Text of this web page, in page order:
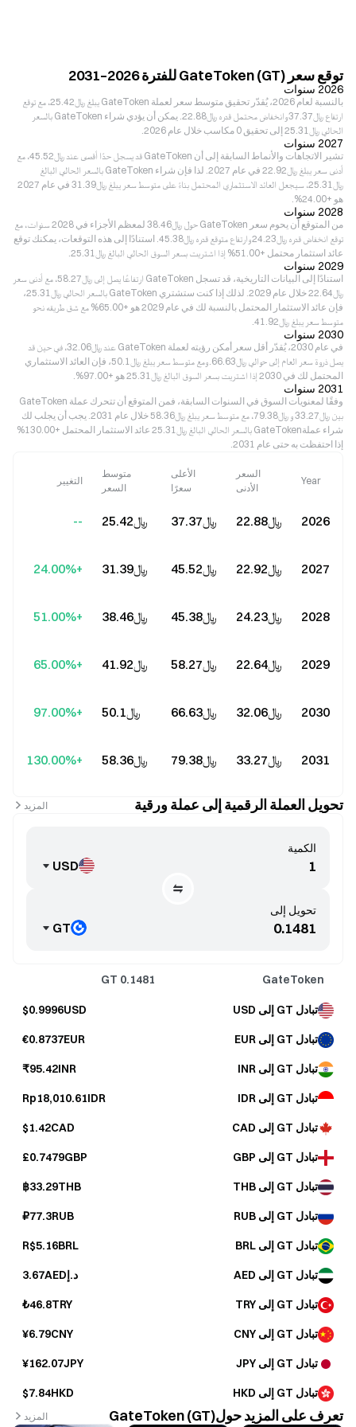
توقع سعر GateToken (GT) للفترة 2026–2031
2026 سنوات
بالنسبة لعام 2026، يُقدّر تحقيق متوسط سعر لعملة GateToken يبلغ ﷼‎25.42، مع توقع
ارتفاع ﷼‎37.37 وانخفاض محتمل قدره ﷼‎22.88. يمكن أن يؤدي شراء GateToken بالسعر
الحالي ﷼‎25.31 إلى تحقيق 0 مكاسب خلال عام 2026.
2027 سنوات
تشير الاتجاهات والأنماط السابقة إلى أن GateToken قد يسجل حدًا أقصى عند ﷼‎45.52، مع
أدنى سعر يبلغ ﷼‎22.92 في عام 2027. لذا فإن شراء GateToken بالسعر الحالي البالغ
﷼‎25.31، سيجعل العائد الاستثماري المحتمل بناءً على متوسط سعر يبلغ ﷼‎31.39 في عام 2027
هو +24.00%.
2028 سنوات
من المتوقع أن يحوم سعر GateToken حول ﷼‎38.46 لمعظم الأجزاء في 2028 سنوات، مع
توقع انخفاض قدره ﷼‎24.23 وارتفاع متوقع قدره ﷼‎45.38. استنادًا إلى هذه التوقعات، يمكنك توقع
عائد استثمار محتمل +51.00% إذا اشتريت بسعر السوق الحالي البالغ ﷼‎25.31.
2029 سنوات
استنادًا إلى البيانات التاريخية، قد تسجل GateToken ارتفاعًا يصل إلى ﷼‎58.27، مع أدنى سعر
﷼‎22.64 خلال عام 2029. لذلك إذا كنت ستشتري GateToken بالسعر الحالي ﷼‎25.31،
فإن عائد الاستثمار المحتمل بالنسبة لك في عام 2029 هو +65.00% مع شق طريقه نحو
متوسط سعر يبلغ ﷼‎41.92.
2030 سنوات
في عام 2030، يُقدّر أقل سعر أمكن رؤيته لعملة GateToken عند ﷼‎32.06، في حين قد
يصل ذروة سعر العام إلى حوالي ﷼‎66.63. ومع متوسط سعر يبلغ ﷼‎50.1، فإن العائد الاستثماري
المحتمل لك في 2030 إذا اشتريت بسعر السوق البالغ ﷼‎25.31 هو +97.00%.
2031 سنوات
وفقًا لمعنويات السوق في السنوات السابقة، فمن المتوقع أن تتحرك عملة GateToken
بين ﷼‎33.27 و ﷼‎79.38، مع متوسط سعر يبلغ ﷼‎58.36 خلال عام 2031. يجب أن يجلب لك
شراء عملةGateToken بالسعر الحالي البالغ ﷼‎25.31 عائد الاستثمار المحتمل +130.00%
إذا احتفظت به حتى عام 2031.
Year
السعر
الأدنى
الأعلى
سعرًا
متوسط
السعر
التغيير
2026 ﷼‎22.88 ﷼‎37.37 ﷼‎25.42 --
2027 ﷼‎22.92 ﷼‎45.52 ﷼‎31.39 +24.00%
2028 ﷼‎24.23 ﷼‎45.38 ﷼‎38.46 +51.00%
2029 ﷼‎22.64 ﷼‎58.27 ﷼‎41.92 +65.00%
2030 ﷼‎32.06 ﷼‎66.63 ﷼‎50.1 +97.00%
2031 ﷼‎33.27 ﷼‎79.38 ﷼‎58.36 +130.00%
تحويل العملة الرقمية إلى عملة ورقية المزيد
تحويل إلى
GT
الكمية
USD
GateToken
0.1481
GT
تبادل GT إلى USD $0.9996USD
تبادل GT إلى EUR €0.8737EUR
تبادل GT إلى INR ₹95.42INR
تبادل GT إلى IDR Rp18,010.61IDR
تبادل GT إلى CAD $1.42CAD
تبادل GT إلى GBP £0.7479GBP
تبادل GT إلى THB ฿33.29THB
تبادل GT إلى RUB ₽77.3RUB
تبادل GT إلى BRL R$5.16BRL
تبادل GT إلى AED د.إ3.67AED
تبادل GT إلى TRY ₺46.8TRY
تبادل GT إلى CNY ¥6.79CNY
تبادل GT إلى JPY ¥162.07JPY
تبادل GT إلى HKD $7.84HKD
تعرف على المزيد حولGateToken (GT) المزيد